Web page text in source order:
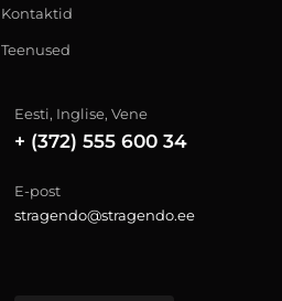
Kontaktid
Teenused
Eesti, Inglise, Vene
+ (372) 555 600 34
E-post
stragendo@stragendo.ee